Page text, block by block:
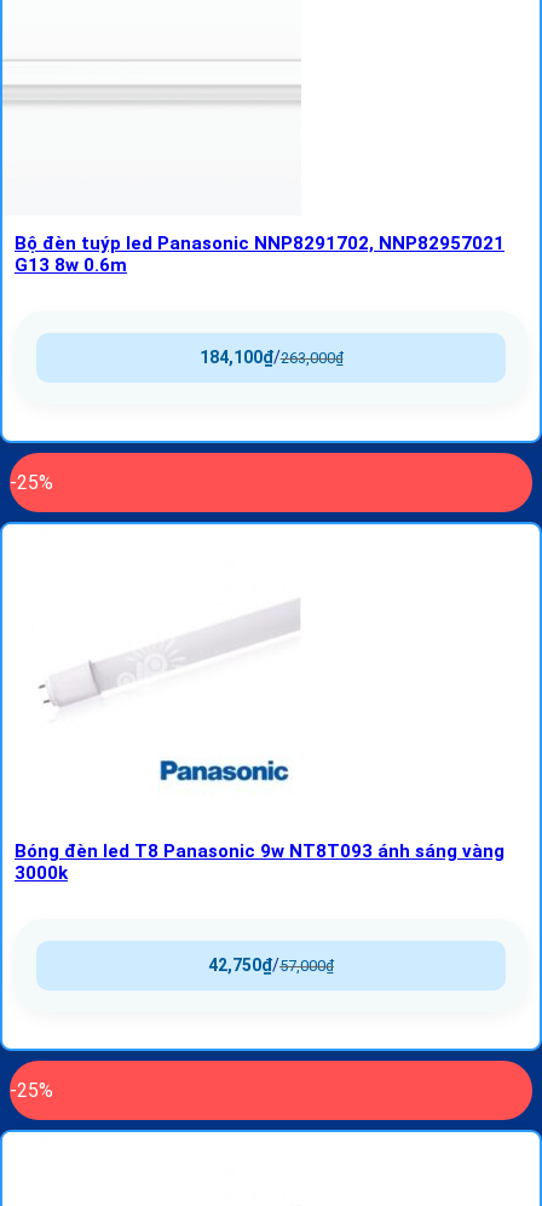
Bộ đèn tuýp led Panasonic NNP8291702, NNP82957021
G13 8w 0.6m
263,000₫
/
184,100₫
-25%
Bóng đèn led T8 Panasonic 9w NT8T093 ánh sáng vàng
3000k
57,000₫
/
42,750₫
-25%